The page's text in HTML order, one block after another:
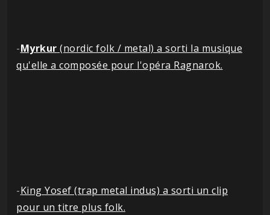
-Myrkur (nordic folk / metal) a sorti la musique
qu'elle a composée pour l'opéra Ragnarok.
-King Yosef (trap metal indus) a sorti un clip
pour un titre plus folk.